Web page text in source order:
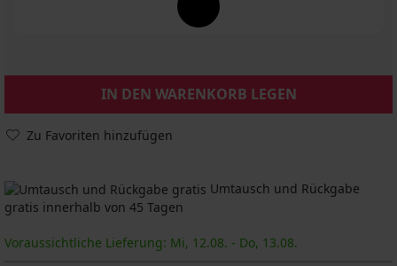
IN DEN WARENKORB LEGEN
Zu Favoriten hinzufügen
Umtausch und Rückgabe
gratis innerhalb von 45 Tagen
Voraussichtliche Lieferung: Mi, 12.08. - Do, 13.08.